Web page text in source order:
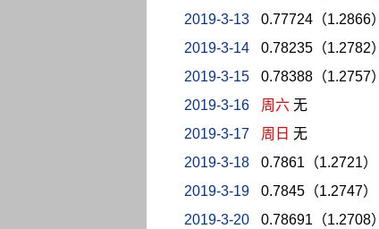
2019-3-13
0.77724（1.2866）
2019-3-14
0.78235（1.2782）
2019-3-15
0.78388（1.2757）
2019-3-16
周六无
2019-3-17
周日 无
2019-3-18
0.7861（1.2721）
2019-3-19
0.7845（1.2747）
2019-3-20
0.78691（1.2708）